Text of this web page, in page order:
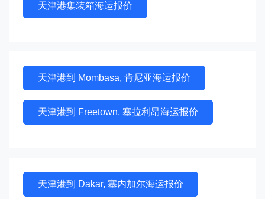
天津港集装箱海运报价
天津港到 Mombasa, 肯尼亚海运报价
天津港到 Freetown, 塞拉利昂海运报价
天津港到 Dakar, 塞内加尔海运报价